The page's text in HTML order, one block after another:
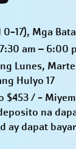
17), Mga
am – 6:00
Lunes,
Hulyo 17
$453 / -
na
ay dapat